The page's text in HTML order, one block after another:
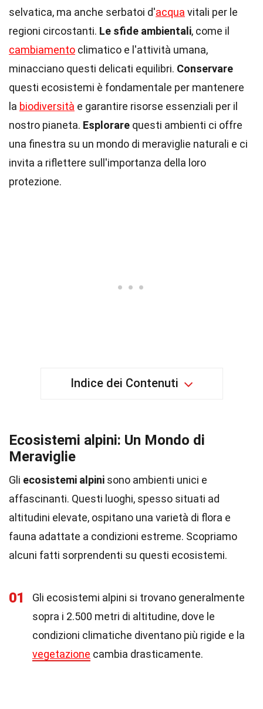
selvatica, ma anche serbatoi d'acqua vitali per le
regioni circostanti. Le sfide ambientali, come il
cambiamento climatico e l'attività umana,
minacciano questi delicati equilibri. Conservare
questi ecosistemi è fondamentale per mantenere
la biodiversità e garantire risorse essenziali per il
nostro pianeta. Esplorare questi ambienti ci offre
una finestra su un mondo di meraviglie naturali e ci
invita a riflettere sull'importanza della loro
protezione.
Indice dei Contenuti
Ecosistemi alpini: Un Mondo di
Meraviglie
Gli ecosistemi alpini sono ambienti unici e
affascinanti. Questi luoghi, spesso situati ad
altitudini elevate, ospitano una varietà di flora e
fauna adattate a condizioni estreme. Scopriamo
alcuni fatti sorprendenti su questi ecosistemi.
01
Gli ecosistemi alpini si trovano generalmente
sopra i 2.500 metri di altitudine, dove le
condizioni climatiche diventano più rigide e la
vegetazione cambia drasticamente.